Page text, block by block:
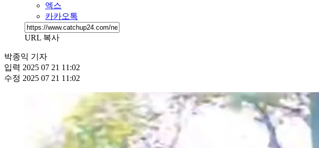
엑스
카카오톡
URL 복사
박종익 기자
입력 2025 07 21 11:02
수정 2025 07 21 11:02